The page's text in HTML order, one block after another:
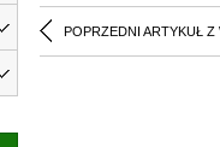
POPRZEDNI ARTYKUŁ Z